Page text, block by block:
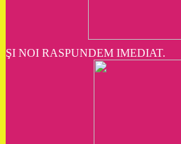
ŞI NOI RASPUNDEM IMEDIAT.